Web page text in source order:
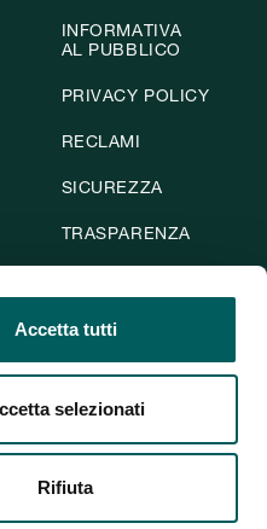
Accetta tutti
selezionati
Rifiuta
INFORMATIVA
AL PUBBLICO
PRIVACY POLICY
RECLAMI
SICUREZZA
TRASPARENZA
DISCONOSCIMENTO
PAGAMENTO
ACCESSIBILITA'